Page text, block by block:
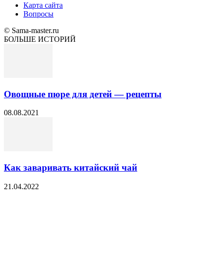
Карта сайта
Вопросы
© Sama-master.ru
БОЛЬШЕ ИСТОРИЙ
Овощные пюре для детей — рецепты
08.08.2021
Как заваривать китайский чай
21.04.2022